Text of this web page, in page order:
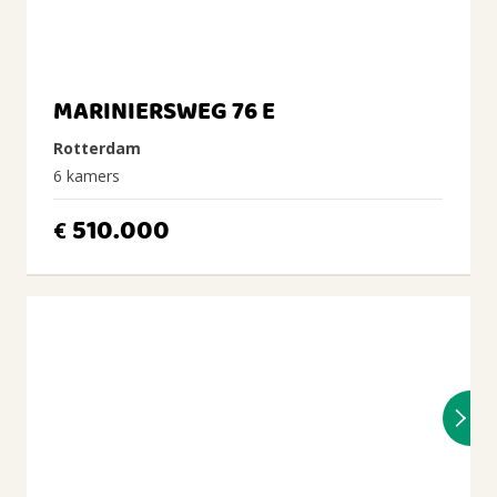
MARINIERSWEG 76 E
Rotterdam
6 kamers
€ 510.000